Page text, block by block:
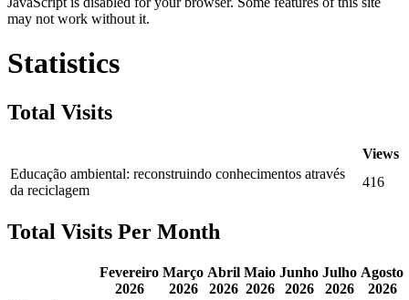
may not work without it.
Statistics
Total Visits
Views
Educação ambiental: reconstruindo conhecimentos através
da reciclagem
416
Total Visits Per Month
Fevereiro
2026
Março
2026
Abril
2026
Maio
2026
Junho
2026
Julho
2026
Agosto
2026